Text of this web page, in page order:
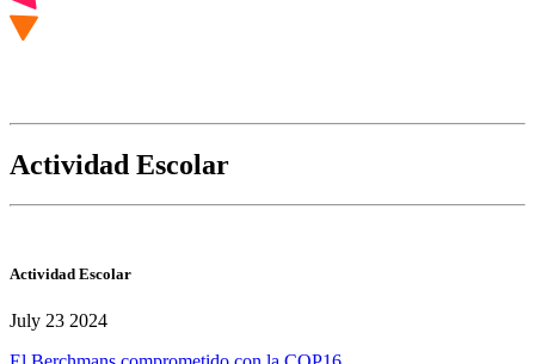
Actividad Escolar
Actividad Escolar
July 23 2024